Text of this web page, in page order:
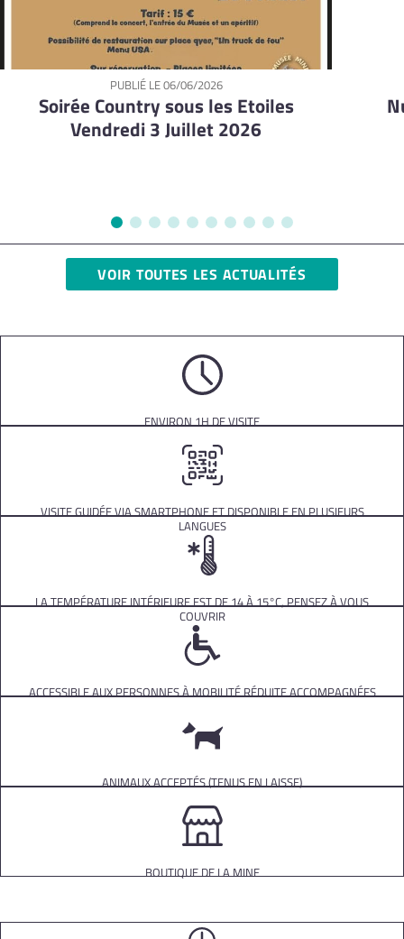
PUBLIÉ LE06/06/2026
Soirée Country sous les Etoiles
Vendredi 3 Juillet 2026
VOIR TOUTES LES ACTUALITÉS
ENVIRON 1H DE VISITE
VISITE GUIDÉE VIA SMARTPHONE ET DISPONIBLE EN PLUSIEURS
LANGUES
LA TEMPÉRATURE INTÉRIEURE EST DE 14 À 15°C, PENSEZ À VOUS
COUVRIR
ACCESSIBLE AUX PERSONNES À MOBILITÉ RÉDUITE ACCOMPAGNÉES
ANIMAUX ACCEPTÉS (TENUS EN LAISSE)
BOUTIQUE DE LA MINE